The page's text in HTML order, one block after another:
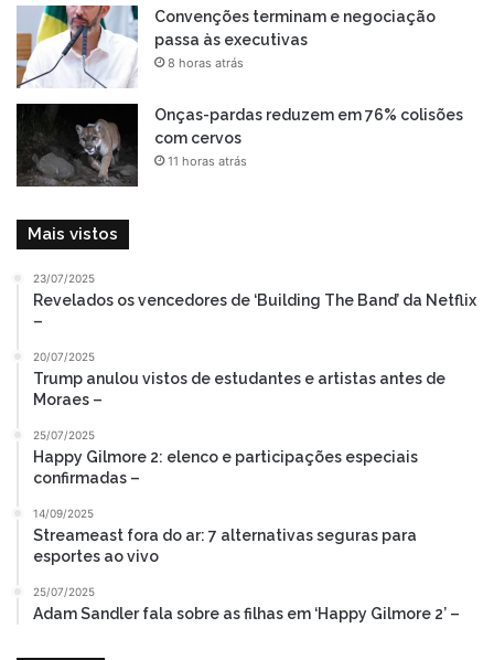
Convenções terminam e negociação
passa às executivas
8 horas atrás
Onças-pardas reduzem em 76% colisões
com cervos
11 horas atrás
Mais vistos
23/07/2025
Revelados os vencedores de ‘Building The Band’ da Netflix
–
20/07/2025
Trump anulou vistos de estudantes e artistas antes de
Moraes –
25/07/2025
Happy Gilmore 2: elenco e participações especiais
confirmadas –
14/09/2025
Streameast fora do ar: 7 alternativas seguras para
esportes ao vivo
25/07/2025
Adam Sandler fala sobre as filhas em ‘Happy Gilmore 2’ –